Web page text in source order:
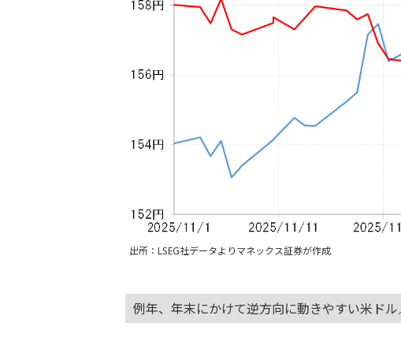
出所：LSEG社データよりマネックス証券が作成
例年、年末にかけて逆方向に動きやすい米ド